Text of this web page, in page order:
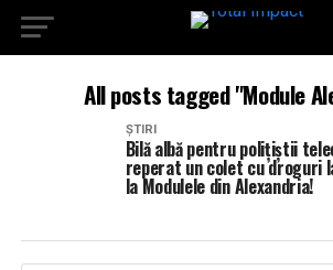
All posts tagged "Module
ȘTIRI
Bilă albă pentru polițiștii
reperat un colet cu droguri
la Modulele din Alexandria!